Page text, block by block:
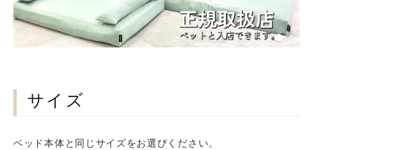
サイズ
ベッド本体と同じサイズをお選びください。